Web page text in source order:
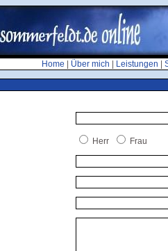
Home Über mich Leistungen
Herr Frau